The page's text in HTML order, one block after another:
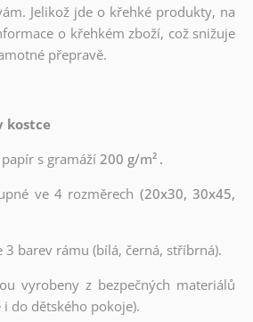
Jelikož jde o křehké produkty, na
o křehkém zboží, což snižuje
přepravě.
kostce
s gramáží200 g/m² .
ve 4 rozměrech (20x30, 30x45,
3 barev rámu (bílá, černá, stříbrná).
vyrobeny z bezpečných materiálů
i do dětského pokoje).